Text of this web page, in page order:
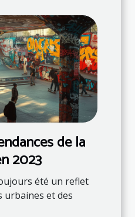
de la
2023
été un reflet
urbaines et des